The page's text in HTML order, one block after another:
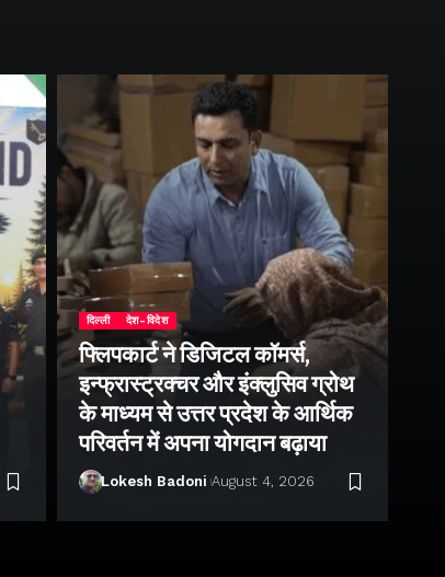
दिल्ली देश-विदेश
फ्लिपकार्ट ने डिजिटल कॉमर्स,
इन्फ्रास्ट्रक्चर और इंक्लुसिव ग्रोथ
के माध्यम से उत्तर प्रदेश के आर्थिक
परिवर्तन में अपना योगदान बढ़ाया
Lokesh Badoni August 4, 2026